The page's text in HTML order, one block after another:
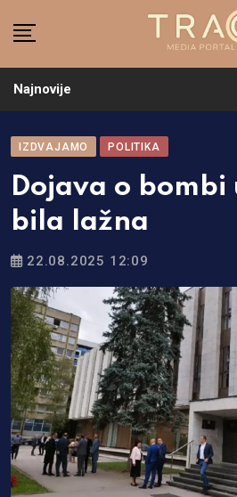
Najnovije
IZDVAJAMO POLITIKA
Dojava o bombi
bila lažna
22.08.2025 12:09